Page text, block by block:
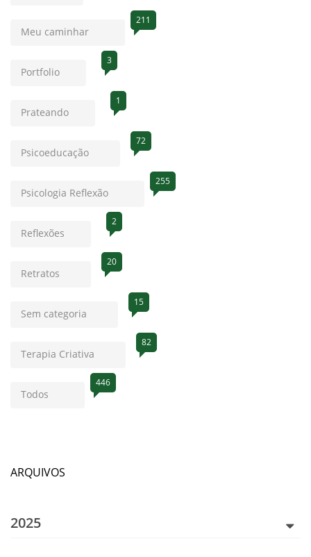
Meu caminhar
211
Portfolio
3
Prateando
1
Psicoeducação
72
Psicologia Reflexão
255
Reflexões
2
Retratos
20
Sem categoria
15
Terapia Criativa
82
Todos
446
ARQUIVOS
2025